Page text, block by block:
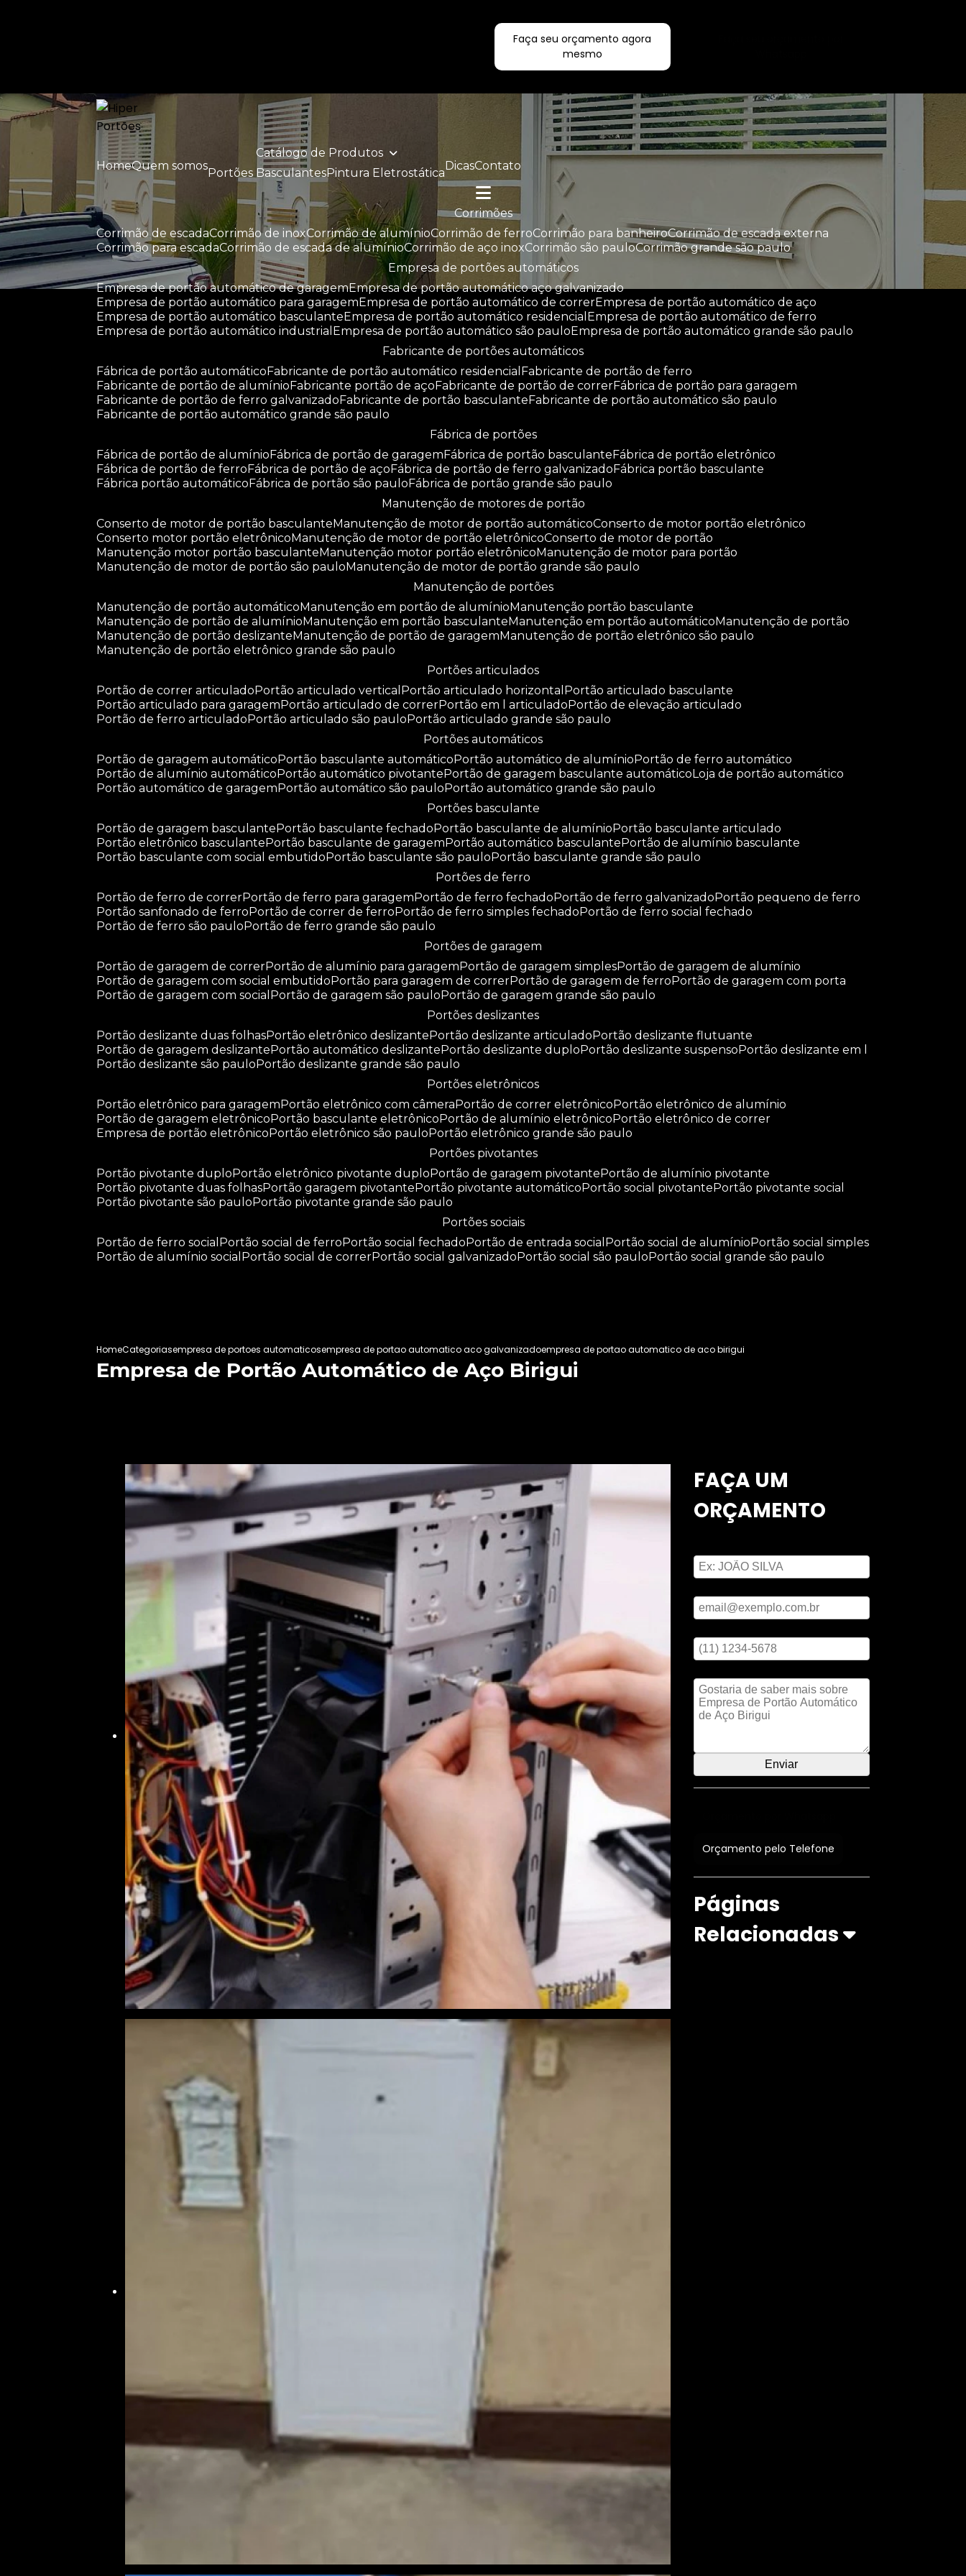
Faça seu orçamento agora
mesmo
Home Quem somos
Catálogo de Produtos
Portões Basculantes
Pintura Eletrostática
Dicas Contato
corrimões
corrimão de escada corrimão de inox corrimão de alumínio corrimão de ferro corrimão para banheiro corrimão de escada externa
corrimão para escada corrimão de escada de alumínio corrimão de aço inox corrimão são paulo corrimão grande são paulo
empresa de portões automáticos
empresa de portão automático de garagem empresa de portão automático aço galvanizado
empresa de portão automático para garagem
empresa de portão automático de correr
empresa de portão automático de aço
empresa de portão automático basculante
empresa de portão automático residencial
empresa de portão automático de ferro
empresa de portão automático industrial
empresa de portão automático são paulo
empresa de portão automático grande são paulo
fabricante de portões automáticos
fábrica de portão automático
fabricante de portão automático residencial
fabricante de portão de ferro
fabricante de portão de alumínio
fabricante portão de aço fabricante de portão de correr fábrica de portão para garagem
fabricante de portão de ferro galvanizado
fabricante de portão basculante
fabricante de portão automático são paulo
fabricante de portão automático grande são paulo
fábrica de portões
fábrica de portão de alumínio
fábrica de portão de garagem fábrica de portão basculante
fábrica de portão eletrônico
fábrica de portão de ferro
fábrica de portão de aço fábrica de portão de ferro galvanizado
fábrica portão basculante
fábrica portão automático
fábrica de portão são paulo
fábrica de portão grande são paulo
manutenção de motores de portão
conserto de motor de portão basculante
manutenção de motor de portão automático conserto de motor portão eletrônico
conserto motor portão eletrônico
manutenção de motor de portão eletrônico conserto de motor de portão
manutenção motor portão basculante
manutenção motor portão eletrônico
manutenção de motor para portão
manutenção de motor de portão são paulo
manutenção de motor de portão grande são paulo
manutenção de portões
manutenção de portão automático
manutenção em portão de alumínio
manutenção portão basculante
manutenção de portão de alumínio
manutenção em portão basculante manutenção em portão automático
manutenção de portão
manutenção de portão deslizante
manutenção de portão de garagem
manutenção de portão eletrônico são paulo
manutenção de portão eletrônico grande são paulo
portões articulados
portão de correr articulado
portão articulado vertical portão articulado horizontal
portão articulado basculante
portão articulado para garagem
portão articulado de correr portão em l articulado
portão de elevação articulado
portão de ferro articulado
portão articulado são paulo
portão articulado grande são paulo
portões automáticos
portão de garagem automático
portão basculante automático portão automático de alumínio
portão de ferro automático
portão de alumínio automático
portão automático pivotante portão de garagem basculante automático loja de portão automático
portão automático de garagem
portão automático são paulo
portão automático grande são paulo
portões basculante
portão de garagem basculante
portão basculante fechado portão basculante de alumínio
portão basculante articulado
portão eletrônico basculante
portão basculante de garagem portão automático basculante
portão de alumínio basculante
portão basculante com social embutido
portão basculante são paulo
portão basculante grande são paulo
portões de ferro
portão de ferro de correr
portão de ferro para garagem portão de ferro fechado portão de ferro galvanizado
portão pequeno de ferro
portão sanfonado de ferro
portão de correr de ferro portão de ferro simples fechado
portão de ferro social fechado
portão de ferro são paulo
portão de ferro grande são paulo
portões de garagem
portão de garagem de correr
portão de alumínio para garagem portão de garagem simples
portão de garagem de alumínio
portão de garagem com social embutido
portão para garagem de correr portão de garagem de ferro
portão de garagem com porta
portão de garagem com social
portão de garagem são paulo
portão de garagem grande são paulo
portões deslizantes
portão deslizante duas folhas
portão eletrônico deslizante portão deslizante articulado
portão deslizante flutuante
portão de garagem deslizante
portão automático deslizante portão deslizante duplo portão deslizante suspenso
portão deslizante em l
portão deslizante são paulo
portão deslizante grande são paulo
portões eletrônicos
portão eletrônico para garagem
portão eletrônico com câmera portão de correr eletrônico
portão eletrônico de alumínio
portão de garagem eletrônico
portão basculante eletrônico portão de alumínio eletrônico
portão eletrônico de correr
empresa de portão eletrônico
portão eletrônico são paulo
portão eletrônico grande são paulo
portões pivotantes
portão pivotante duplo
portão eletrônico pivotante duplo portão de garagem pivotante
portão de alumínio pivotante
portão pivotante duas folhas
portão garagem pivotante portão pivotante automático portão social pivotante
portão pivotante social
portão pivotante são paulo
portão pivotante grande são paulo
portões sociais
portão de ferro social
portão social de ferro portão social fechado portão de entrada social portão social de alumínio
portão social simples
portão de alumínio social
portão social de correr portão social galvanizado portão social são paulo portão social grande são paulo
HomeCategoriasempresa de portoes automaticosempresa de portao automatico aco galvanizadoempresa de portao automatico de aco birigui
Empresa de Portão Automático de Aço Birigui
FAÇA UM
ORÇAMENTO
Orçamento pelo Telefone
Páginas
Relacionadas